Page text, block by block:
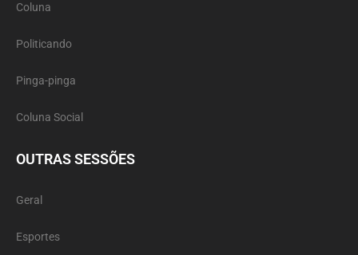
Coluna
Politicando
Pinga-pinga
Coluna Social
OUTRAS SESSÕES
Geral
Esportes